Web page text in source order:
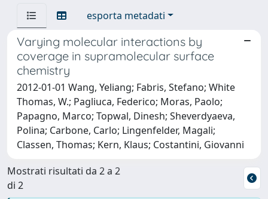
esporta metadati
Varying molecular interactions by
coverage in supramolecular surface
chemistry
2012-01-01 Wang, Yeliang; Fabris, Stefano; White
Thomas, W.; Pagliuca, Federico; Moras, Paolo;
Papagno, Marco; Topwal, Dinesh; Sheverdyaeva,
Polina; Carbone, Carlo; Lingenfelder, Magali;
Classen, Thomas; Kern, Klaus; Costantini, Giovanni
Mostrati risultati da 2 a 2
di 2